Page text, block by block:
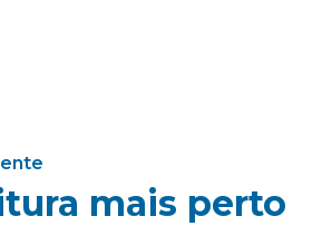
mais perto